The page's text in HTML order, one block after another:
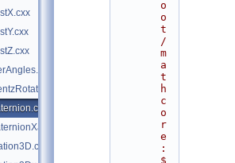
o
o
t
/
m
a
t
h
c
o
r
e
:
$